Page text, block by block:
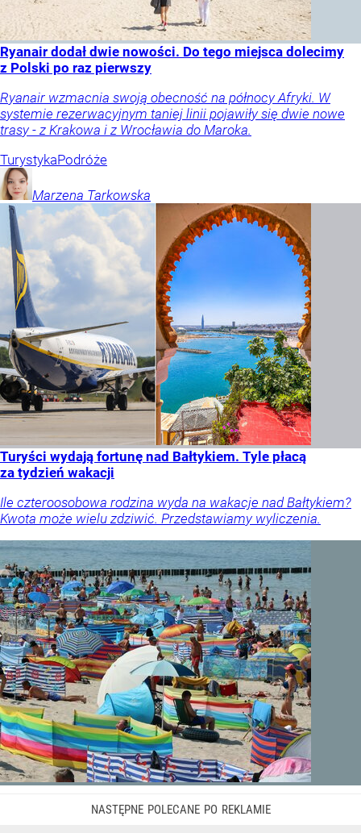
Ryanair dodał dwie nowości. Do tego miejsca dolecimy
z Polski po raz pierwszy
Ryanair wzmacnia swoją obecność na północy Afryki. W
systemie rezerwacyjnym taniej linii pojawiły się dwie nowe
trasy - z Krakowa i z Wrocławia do Maroka.
TurystykaPodróże
Marzena Tarkowska
Turyści wydają fortunę nad Bałtykiem. Tyle płacą
za tydzień wakacji
Ile czteroosobowa rodzina wyda na wakacje nad Bałtykiem?
Kwota może wielu zdziwić. Przedstawiamy wyliczenia.